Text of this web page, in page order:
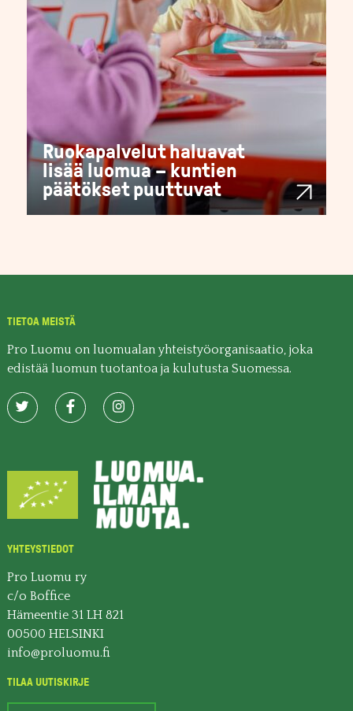
Ruokapalvelut haluavat
lisää luomua – kuntien
päätökset puuttuvat
TIETOA MEISTÄ
Pro Luomu on luomualan yhteistyöorganisaatio, joka
edistää luomun tuotantoa ja kulutusta Suomessa.
YHTEYSTIEDOT
Pro Luomu ry
c/o Boffice
Hämeentie 31 LH 821
00500 HELSINKI
info@proluomu.fi
TILAA UUTISKIRJE